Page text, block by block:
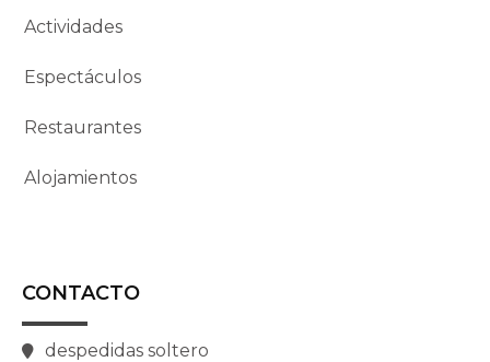
Actividades
Espectáculos
Restaurantes
Alojamientos
CONTACTO
despedidas soltero